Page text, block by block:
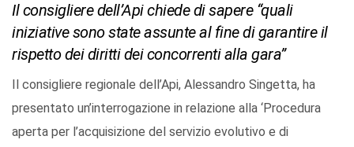
Il consigliere dell’Api chiede di sapere “quali
iniziative sono state assunte al fine di garantire il
rispetto dei diritti dei concorrenti alla gara”
Il consigliere regionale dell’Api, Alessandro Singetta, ha
presentato un’interrogazione in relazione alla ‘Procedura
aperta per l’acquisizione del servizio evolutivo e di